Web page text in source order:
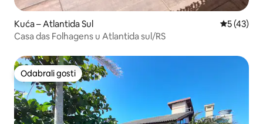
Kuća – Atlantida Sul Prosječna
5 (43)
Casa das Folhagens u Atlantida sul/RS
Odabrali gosti
Odabrali gosti